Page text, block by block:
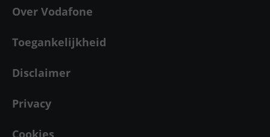
Over Vodafone
Toegankelijkheid
Disclaimer
Privacy
Cookies